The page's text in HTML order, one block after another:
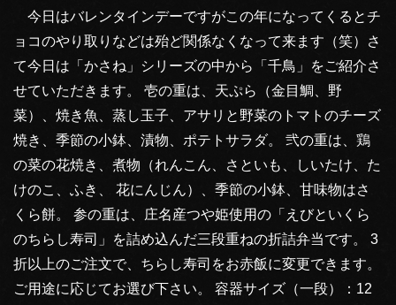
今日はバレンタインデーですがこの年になってくるとチ
ョコのやり取りなどは殆ど関係なくなって来ます（笑）さ
て今日は「かさね」シリーズの中から「千鳥」をご紹介さ
せていただきます。 壱の重は、天ぷら（金目鯛、野
菜）、焼き魚、蒸し玉子、アサリと野菜のトマトのチーズ
焼き、季節の小鉢、漬物、ポテトサラダ。 弐の重は、鶏
の菜の花焼き、煮物（れんこん、さといも、しいたけ、た
けのこ、ふき、 花にんじん）、季節の小鉢、甘味物はさ
くら餅。 参の重は、庄名産つや姫使用の「えびといくら
のちらし寿司」を詰め込んだ三段重ねの折詰弁当です。 3
折以上のご注文で、ちらし寿司をお赤飯に変更できます。
ご用途に応じてお選び下さい。 容器サイズ（一段）：12